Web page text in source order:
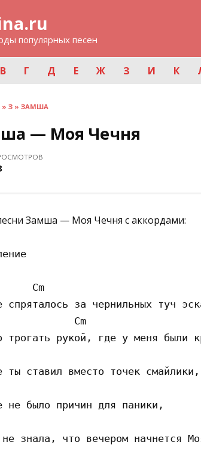
популярных песен
В Г Д Е Ж З И К
» З » ЗАМША
— Моя Чечня
Замша — Моя Чечня с аккордами:
Cm
спряталось за чернильных туч
Cm
трогать рукой, где у меня были
ты ставил вместо точек смайлики,
не было причин для паники,
знала, что вечером начнется